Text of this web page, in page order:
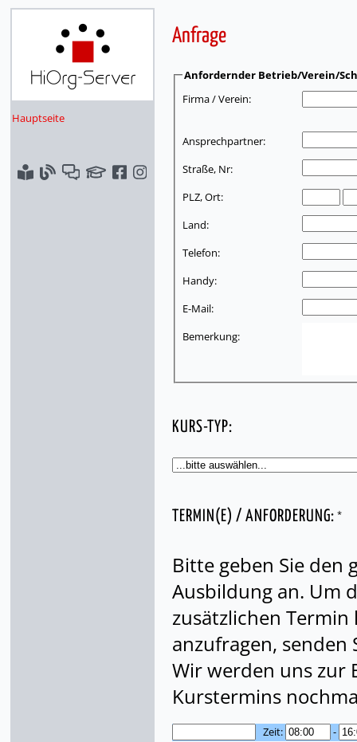
Hauptseite
Anfrage
Anfordernder Betrieb/Verein/
Firma / Verein:
Ansprechpartner:
Straße, Nr:
PLZ, Ort:
Land:
Telefon:
Handy:
E-Mail:
Bemerkung:
KURS-TYP:
TERMIN(E) / ANFORDERUNG: *
Bitte geben Sie den
Ausbildung an. Um
zusätzlichen
anzufragen, senden
Wir werden uns zur
Kurstermins
Zeit:
-